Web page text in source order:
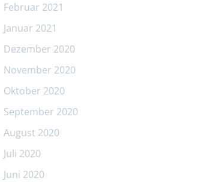
Februar 2021
Januar 2021
Dezember 2020
November 2020
Oktober 2020
September 2020
August 2020
Juli 2020
Juni 2020